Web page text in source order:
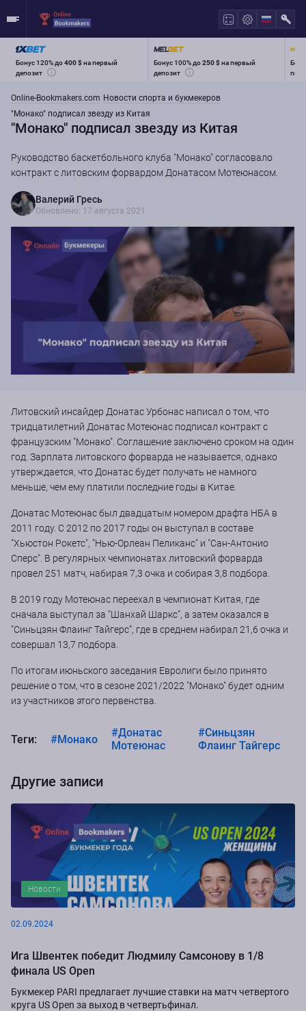
Бонус 120% до400 $на первый
депозит
Бонус 100% до250 $на первый
депозит
Online-Bookmakers.com Новости спорта и букмекеров
"Монако" подписал звезду из Китая
"Монако" подписал звезду из Китая
Руководство баскетбольного клуба "Монако" согласовало
контракт с литовским форвардом Донатасом Мотеюнасом.
Валерий Гресь
Обновлено: 17 августа 2021
Литовский инсайдер Донатас Урбонас написал о том, что
тридцатилетний Донатас Мотеюнас подписал контракт с
французским "Монако". Соглашение заключено сроком на один
год. Зарплата литовского форварда не называется, однако
утверждается, что Донатас будет получать не намного
меньше, чем ему платили последние годы в Китае.
Донатас Мотеюнас был двадцатым номером драфта НБА в
2011 году. С 2012 по 2017 годы он выступал в составе
"Хьюстон Рокетс", "Нью-Орлеан Пеликанс" и "Сан-Антонио
Сперс". В регулярных чемпионатах литовский форварда
провел 251 матч, набирая 7,3 очка и собирая 3,8 подбора.
В 2019 году Мотеюнас переехал в чемпионат Китая, где
сначала выступал за "Шанхай Шаркс", а затем оказался в
"Синьцзян Флаинг Тайгерс", где в среднем набирал 21,6 очка и
совершал 13,7 подбора.
По итогам июньского заседания Евролиги было принято
решение о том, что в сезоне 2021/2022 "Монако" будет одним
из участников этого первенства.
Теги: #Монако
#Донатас
Мотеюнас
#Синьцзян
Флаинг Тайгерс
Другие записи
Новости
02.09.2024
Ига Швентек победит Людмилу Самсонову в 1/8
финала US Open
Букмекер PARI предлагает лучшие ставки на матч четвертого
круга US Open за выход в четвертьфинал.